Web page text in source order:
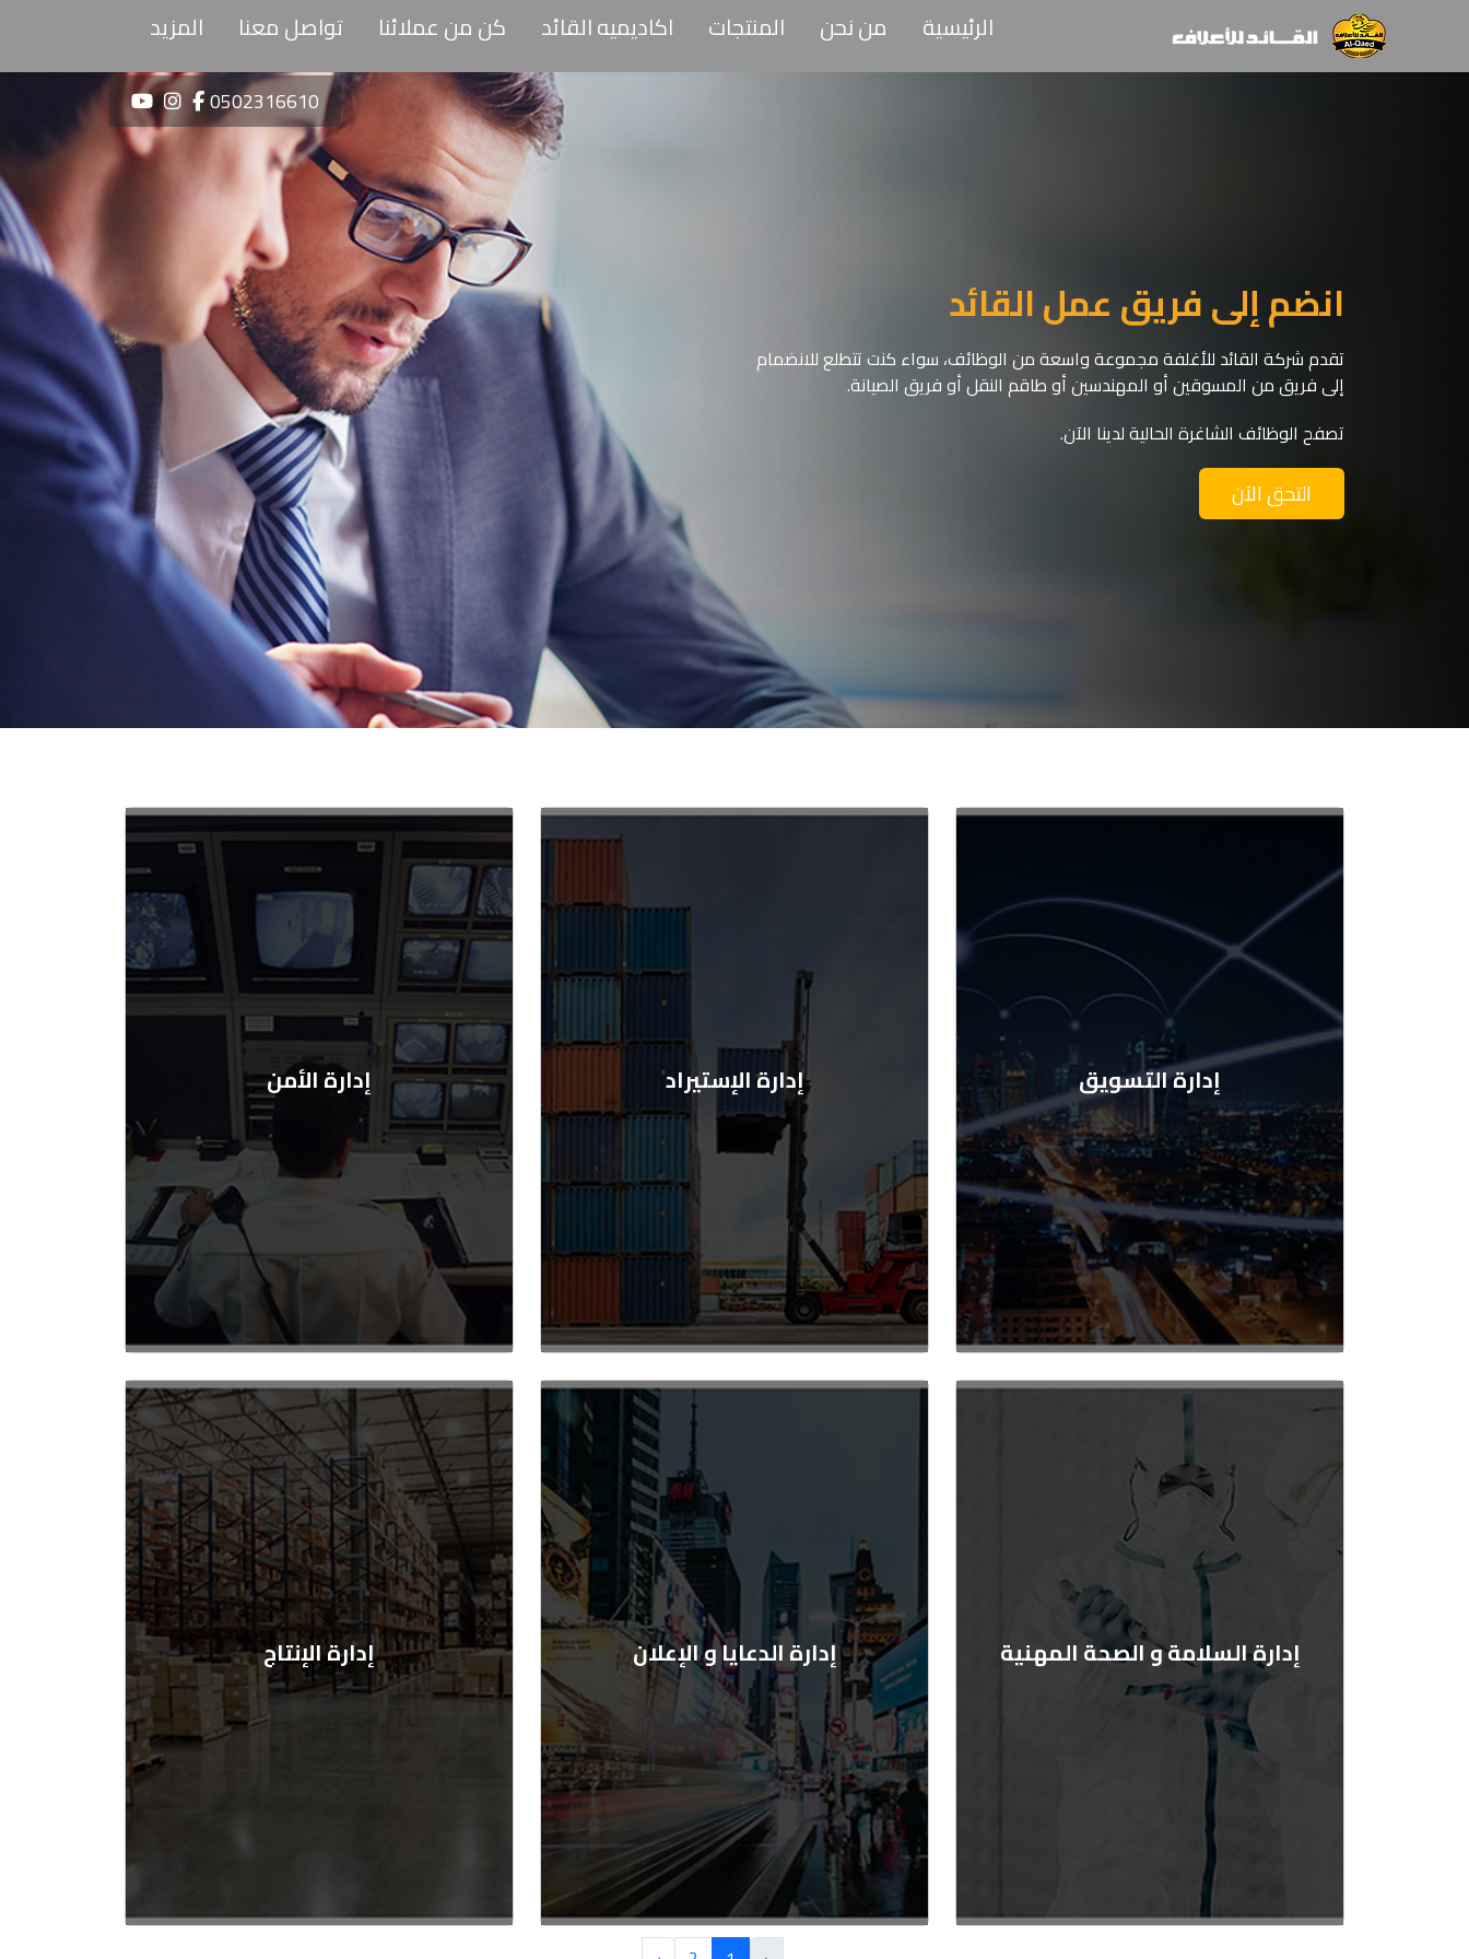
الرئيسية من نحن المنتجات اكاديميه القائد كن من عملائنا تواصل معنا المزيد
0502316610
انضم إلى فريق عمل القائد
تقدم شركة القائد للأغلفة مجموعة واسعة من الوظائف، سواء كنت تتطلع للانضمام
إلى فريق من المسوقين أو المهندسين أو طاقم النقل أو فريق الصيانة.
تصفح الوظائف الشاغرة الحالية لدينا الآن.
التحق الآن
إدارة التسويق إدارة الإستيراد إدارة الأمن
إدارة السلامة و الصحة المهنية إدارة الدعايا و الإعلان إدارة الإنتاج